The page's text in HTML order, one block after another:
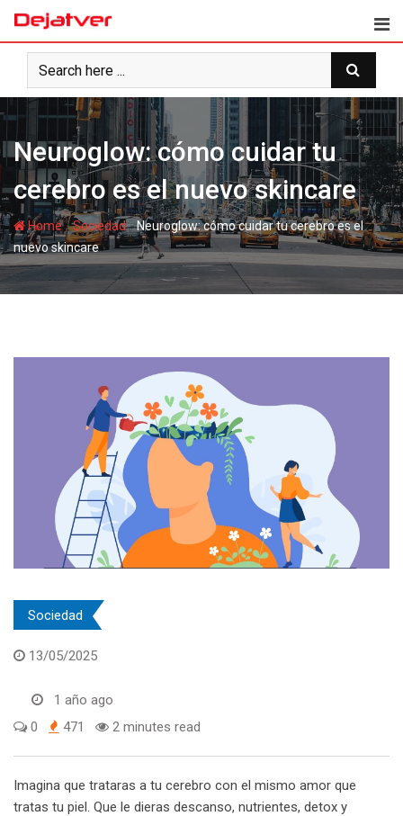
Skip
content
Neuroglow: cómo cuidar tu
cerebro es el nuevo skincare
Home-Sociedad-Neuroglow: cómo cuidar tu cerebro es el
nuevo skincare
Sociedad
13/05/2025
1 año ago
0
471 2 minutes read
Imagina que trataras a tu cerebro con el mismo amor que
tratas tu piel. Que le dieras descanso, nutrientes, detox y